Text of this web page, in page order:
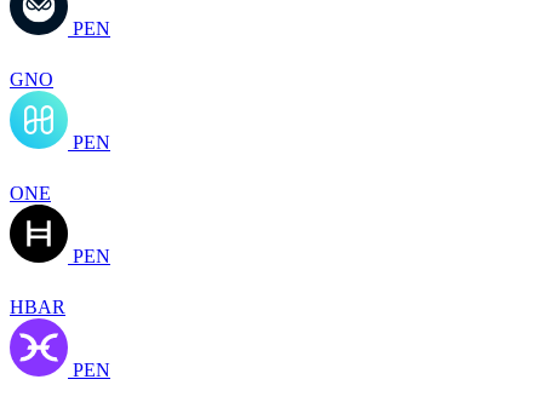
PEN
GNO
PEN
ONE
PEN
HBAR
PEN